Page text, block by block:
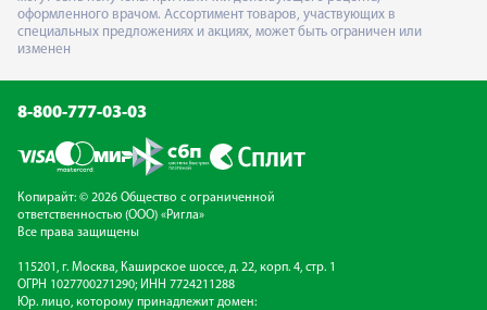
оформленного врачом. Ассортимент товаров, участвующих в
специальных предложениях и акциях, может быть ограничен или
изменен
8-800-777-03-03
Копирайт: © 2026 Общество с ограниченной
ответственностью (ООО) «Ригла»
Все права защищены
115201, г. Москва, Каширское шоссе, д. 22, корп. 4, стр. 1
ОГРН 1027700271290; ИНН 7724211288
Юр. лицо, которому принадлежит домен: